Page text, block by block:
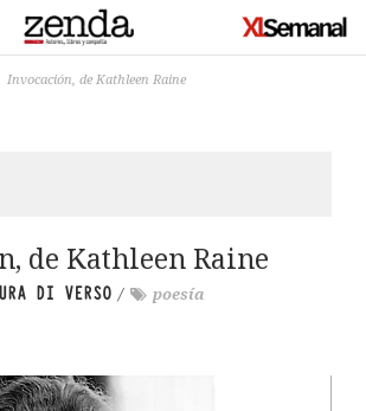
Invocación, de Kathleen Raine
de Kathleen Raine
DI VERSO / poesía